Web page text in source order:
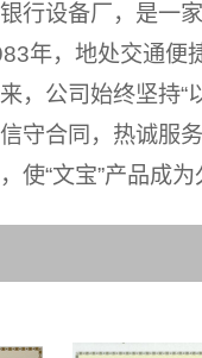
行设备厂，是一
年，地处交通便
，公司始终坚持“
守合同，热诚服
使“文宝”产品成为